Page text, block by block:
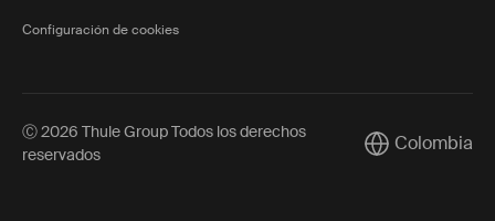
Configuración de cookies
Ⓒ 2026 Thule Group Todos los derechos
reservados
CurrentColombia